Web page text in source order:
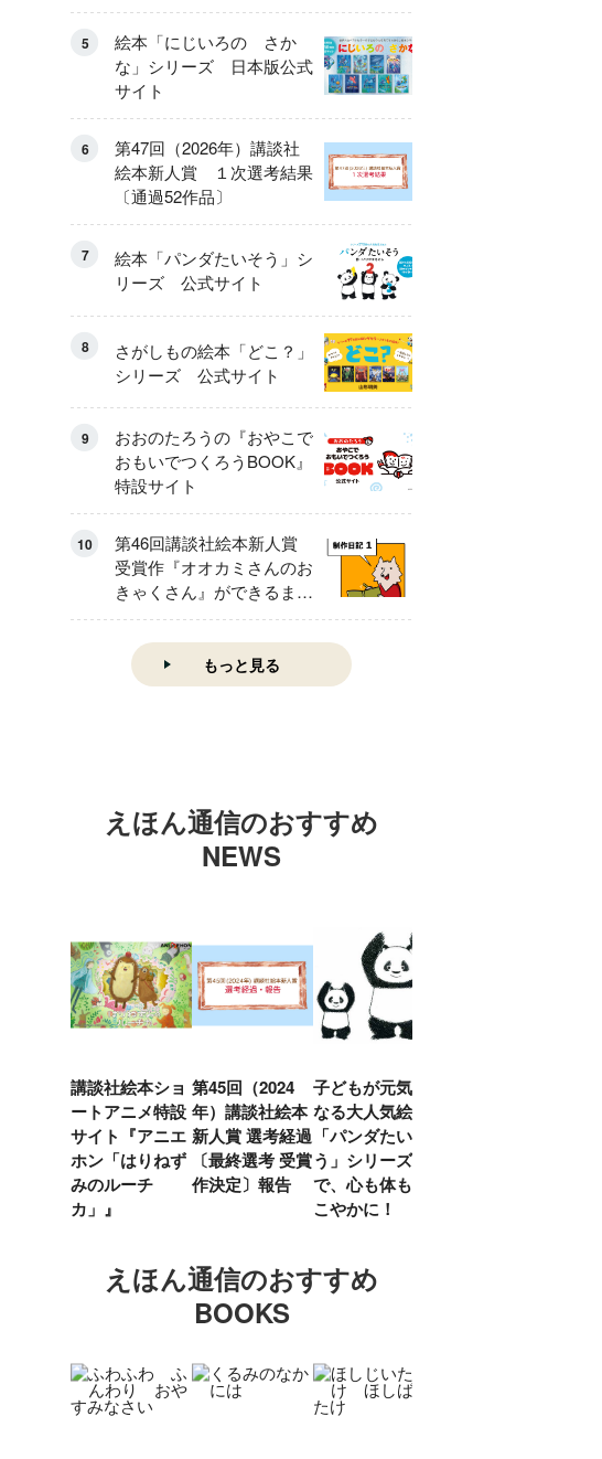
5
絵本「にじいろの さか
な」シリーズ 日本版公式
サイト
6
第47回（2026年）講談社
絵本新人賞 １次選考結果
〔通過52作品〕
7
絵本「パンダたいそう」シ
リーズ 公式サイト
8
さがしもの絵本「どこ？」
シリーズ 公式サイト
9
おおのたろうの『おやこで
おもいでつくろうBOOK』
特設サイト
10
第46回講談社絵本新人賞
受賞作『オオカミさんのお
きゃくさん』ができるまで
①
もっと見る
えほん通信のおすすめ
NEWS
講談社絵本ショ
ートアニメ特設
サイト『アニエ
ホン「はりねず
みのルーチ
カ」』
第45回（2024
年）講談社絵本
新人賞 選考経過
〔最終選考 受賞
作決定〕報告
子どもが元気に
なる大人気絵本
「パンダたいそ
う」シリーズ
で、心も体もす
こやかに！
えほん通信のおすすめ
BOOKS